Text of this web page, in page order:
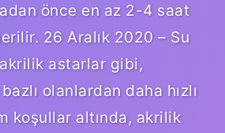
önce en az 2-4 saat
26 Aralık 2020 – Su
astarlar gibi,
olanlardan daha hızlı
koşullar altında, akrilik